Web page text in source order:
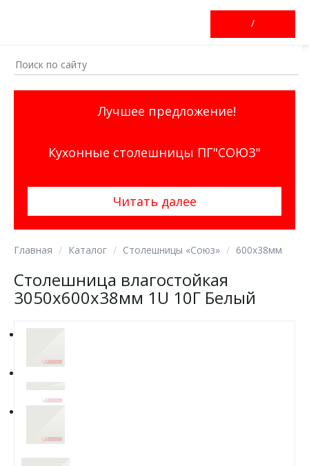
/
Лучшее предложение!
Кухонные столешницы ПГ"СОЮЗ"
Читать далее
Главная Каталог Столешницы «Союз» 600х38мм
Столешница влагостойкая
3050х600х38мм 1U 10Г Белый